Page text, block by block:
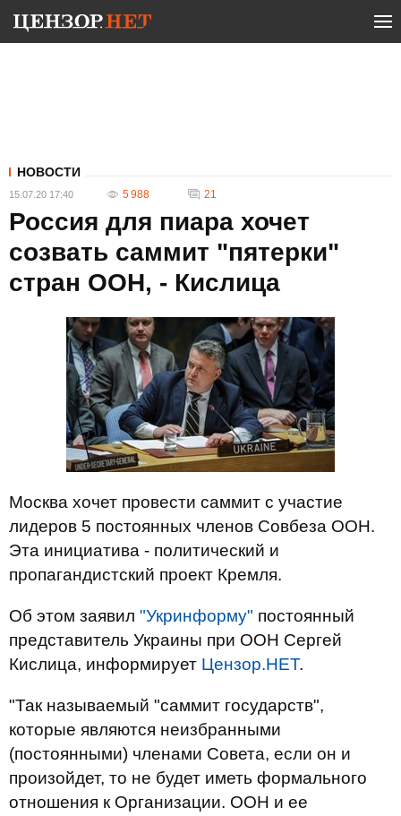
НОВОСТИ
15.07.20 17:40 5 988 21
Россия для пиара хочет
созвать саммит "пятерки"
стран ООН, - Кислица
Москва хочет провести саммит с участие
лидеров 5 постоянных членов Совбеза ООН.
Эта инициатива - политический и
пропагандистский проект Кремля.
Об этом заявил "Укринформу" постоянный
представитель Украины при ООН Сергей
Кислица, информирует Цензор.НЕТ.
"Так называемый "саммит государств",
которые являются неизбранными
(постоянными) членами Совета, если он и
произойдет, то не будет иметь формального
отношения к Организации. ООН и ее